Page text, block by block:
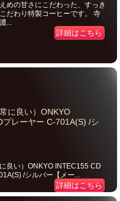
めの甘さにこだわった、すっき
だわり特製コーヒーです。 寺
...
詳細はこちら
に良い）ONKYO
プレーヤー C-701A(S) /シ
良い）ONKYO INTEC155 CD
/シルバー【メー...
詳細はこちら